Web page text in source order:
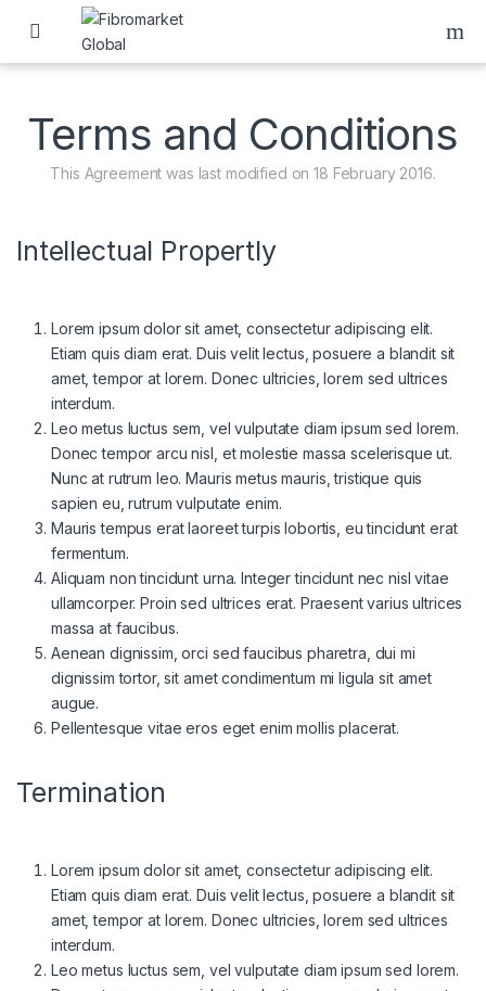
Skip to navigation
Skip to content
Terms and Conditions
This Agreement was last modified on 18 February 2016.
Intellectual Propertly
Lorem ipsum dolor sit amet, consectetur adipiscing elit.
Etiam quis diam erat. Duis velit lectus, posuere a blandit sit
amet, tempor at lorem. Donec ultricies, lorem sed ultrices
interdum.
Leo metus luctus sem, vel vulputate diam ipsum sed lorem.
Donec tempor arcu nisl, et molestie massa scelerisque ut.
Nunc at rutrum leo. Mauris metus mauris, tristique quis
sapien eu, rutrum vulputate enim.
Mauris tempus erat laoreet turpis lobortis, eu tincidunt erat
fermentum.
Aliquam non tincidunt urna. Integer tincidunt nec nisl vitae
ullamcorper. Proin sed ultrices erat. Praesent varius ultrices
massa at faucibus.
Aenean dignissim, orci sed faucibus pharetra, dui mi
dignissim tortor, sit amet condimentum mi ligula sit amet
augue.
Pellentesque vitae eros eget enim mollis placerat.
Termination
Lorem ipsum dolor sit amet, consectetur adipiscing elit.
Etiam quis diam erat. Duis velit lectus, posuere a blandit sit
amet, tempor at lorem. Donec ultricies, lorem sed ultrices
interdum.
Leo metus luctus sem, vel vulputate diam ipsum sed lorem.